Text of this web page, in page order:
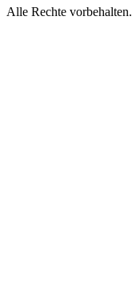
Alle Rechte vorbehalten.